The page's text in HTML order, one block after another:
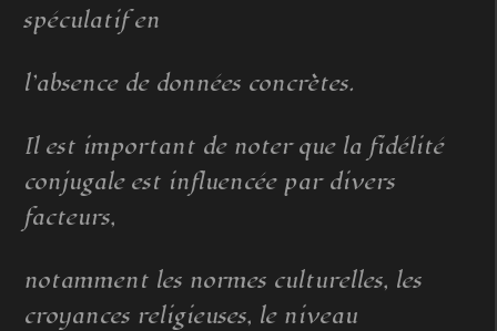
spéculatif en
l’absence de données concrètes.
Il est important de noter que la fidélité
conjugale est influencée par divers
facteurs,
notamment les normes culturelles, les
croyances religieuses, le niveau